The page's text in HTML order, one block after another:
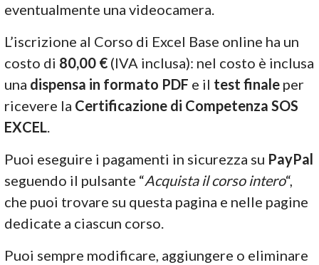
eventualmente una videocamera.
L’iscrizione al Corso di Excel Base online ha un
costo di 80,00 € (IVA inclusa): nel costo è inclusa
una dispensa in formato PDF e il test finale per
ricevere la Certificazione di Competenza SOS
EXCEL.
Puoi eseguire i pagamenti in sicurezza su PayPal
seguendo il pulsante “Acquista il corso intero“,
che puoi trovare su questa pagina e nelle pagine
dedicate a ciascun corso.
Puoi sempre modificare, aggiungere o eliminare